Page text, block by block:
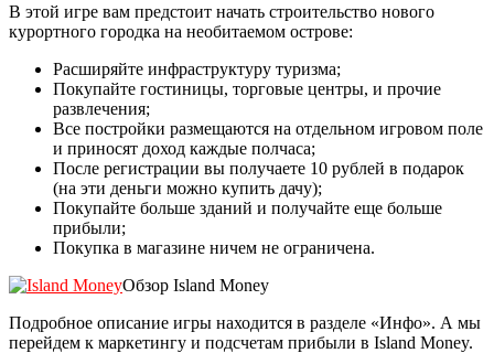
В этой игре вам предстоит начать строительство нового
курортного городка на необитаемом острове:
Расширяйте инфраструктуру туризма;
Покупайте гостиницы, торговые центры, и прочие
развлечения;
Все постройки размещаются на отдельном игровом поле
и приносят доход каждые полчаса;
После регистрации вы получаете 10 рублей в подарок
(на эти деньги можно купить дачу);
Покупайте больше зданий и получайте еще больше
прибыли;
Покупка в магазине ничем не ограничена.
Обзор Island Money
Подробное описание игры находится в разделе «Инфо». А мы
перейдем к маркетингу и подсчетам прибыли в Island Money.